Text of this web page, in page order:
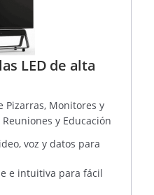
LED de alta
Pizarras, Monitores y
y Educación
voz y datos para
e intuitiva para fácil